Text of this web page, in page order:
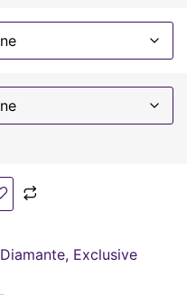
Diamante, Exclusive